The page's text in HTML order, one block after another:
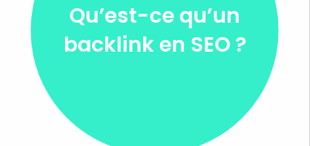
Qu’est-ce qu’un
backlink en SEO ?